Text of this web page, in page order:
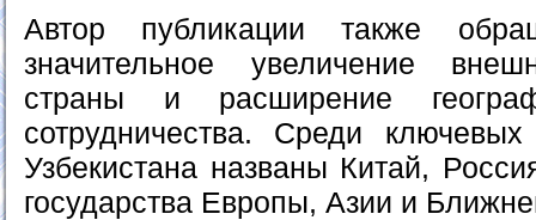
Автор публикации также
значительное увеличение
страны и расширение
сотрудничества. Среди
Узбекистана названы Китай,
государства Европы, Азии и